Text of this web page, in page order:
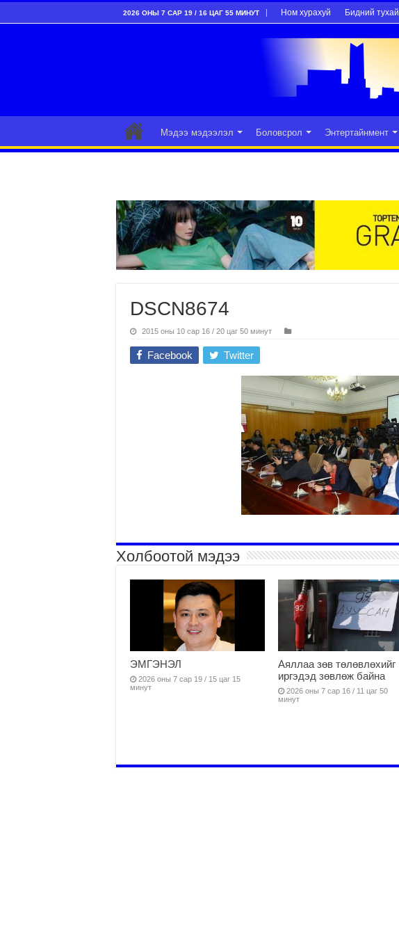
2026 ОНЫ 7 САР 19 / 16 ЦАГ 55 МИНУТ Ном хурахуй Бидний тухай
Мэдээ мэдээлэл Боловсрол Энтертайнмент
DSCN8674
2015 оны 10 сар 16 / 20 цаг 50 минут
Facebook Twitter
Холбоотой мэдээ
ЭМГЭНЭЛ
2026 оны 7 сар 19 / 15 цаг 15
минут
Аяллаа зөв төлөвлөхийг
иргэдэд зөвлөж байна
2026 оны 7 сар 16 / 11 цаг 50
минут